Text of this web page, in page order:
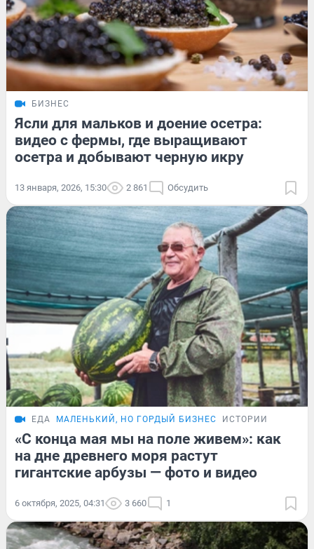
БИЗНЕС
Ясли для мальков и доение осетра:
видео с фермы, где выращивают
осетра и добывают черную икру
13 января, 2026, 15:30 2 861 Обсудить
ЕДА МАЛЕНЬКИЙ, НО ГОРДЫЙ БИЗНЕС ИСТОРИИ
«С конца мая мы на поле живем»: как
на дне древнего моря растут
гигантские арбузы — фото и видео
6 октября, 2025, 04:31 3 660 1